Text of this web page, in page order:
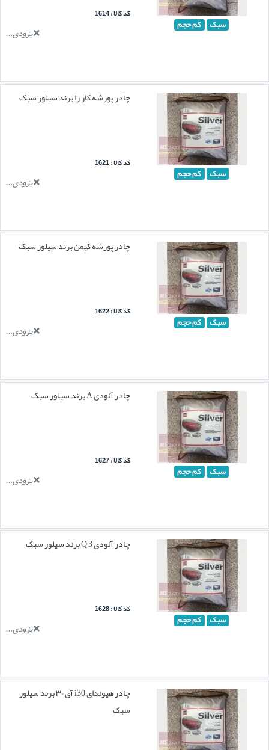
سبک کم حجم
کد کالا : 1614
بزودی...
سبک کم حجم
چادر پورشه کار را برند سیلور سبک
کد کالا : 1621
بزودی...
سبک کم حجم
چادر پورشه کیمن برند سیلور سبک
کد کالا : 1622
بزودی...
سبک کم حجم
چادر آئودی A برند سیلور سبک
کد کالا : 1627
بزودی...
سبک کم حجم
چادر آئودی Q 3 برند سیلور سبک
کد کالا : 1628
بزودی...
چادر هیوندای i30 آی ۳۰ برند سیلور
سبک